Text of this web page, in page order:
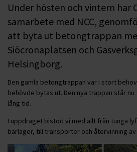
Under hösten och vintern har
samarbete med NCC,
att byta ut betongtrappan
Siöcronaplatsen och
Helsingborg.
Den gamla betongtrappan var i stort
behövde bytas ut. Den nya trappan står
lång tid.
I uppdraget bistod vi med allt från tunga
bärlager, till transporter och återvinning av